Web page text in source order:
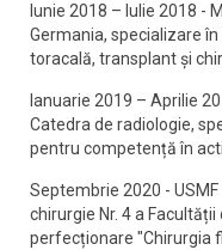
Iunie 2018 – Iulie 2018 -
Germania, specializare
toracală, transplant și
Ianuarie 2019 – Aprilie
Catedra de radiologie,
pentru competență în
Septembrie 2020 -
chirurgie Nr. 4 a
perfecționare "Chirurgia